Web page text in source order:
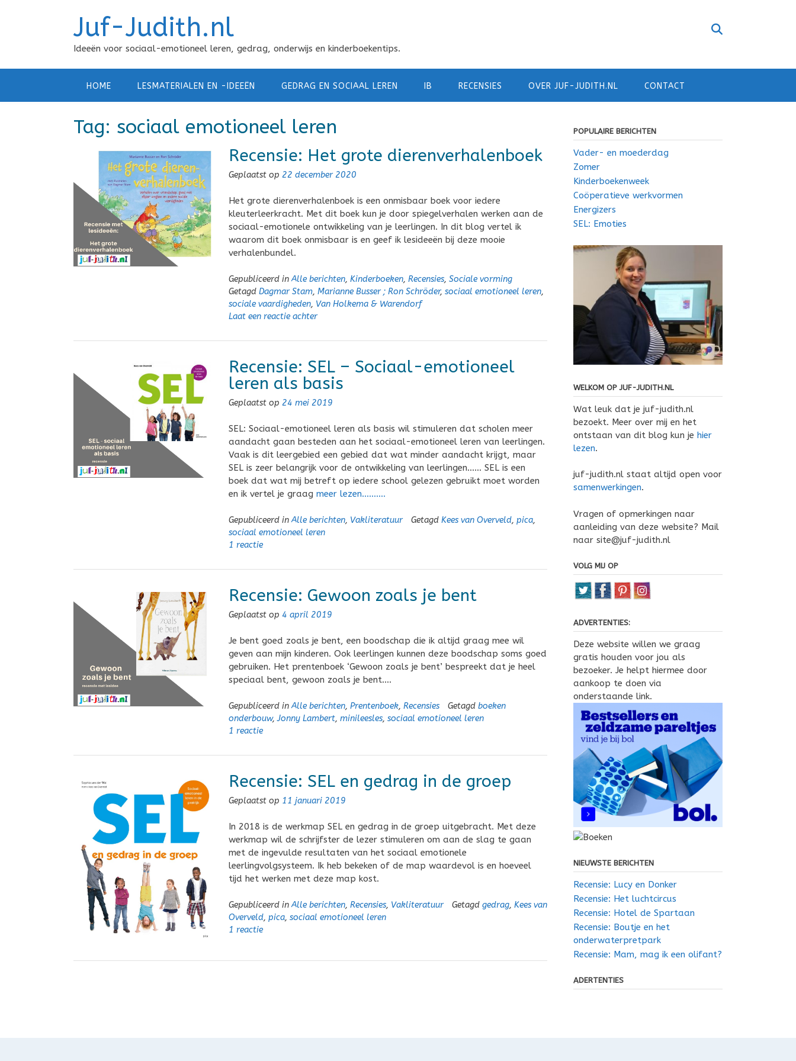
Juf-Judith.nl
Ideeën voor sociaal-emotioneel leren, gedrag, onderwijs en kinderboekentips.
HOME LESMATERIALEN EN -IDEEËN GEDRAG EN SOCIAAL LEREN IB RECENSIES OVER JUF-JUDITH.NL CONTACT
Tag: sociaal emotioneel leren
Recensie: Het grote dierenverhalenboek
Geplaatst op 22 december 2020
Het grote dierenverhalenboek is een onmisbaar boek voor iedere
kleuterleerkracht. Met dit boek kun je door spiegelverhalen werken aan de
sociaal-emotionele ontwikkeling van je leerlingen. In dit blog vertel ik
waarom dit boek onmisbaar is en geef ik lesideeën bij deze mooie
verhalenbundel.
Gepubliceerd inAlle berichten, Kinderboeken, Recensies, Sociale vorming
Getagd Dagmar Stam, Marianne Busser ; Ron Schröder, sociaal emotioneel leren,
sociale vaardigheden, Van Holkema & Warendorf
Laat een reactie achter
Recensie: SEL – Sociaal-emotioneel
leren als basis
Geplaatst op 24 mei 2019
SEL: Sociaal-emotioneel leren als basis wil stimuleren dat scholen meer
aandacht gaan besteden aan het sociaal-emotioneel leren van leerlingen.
Vaak is dit leergebied een gebied dat wat minder aandacht krijgt, maar
SEL is zeer belangrijk voor de ontwikkeling van leerlingen…… SEL is een
boek dat wat mij betreft op iedere school gelezen gebruikt moet worden
en ik vertel je graag meer lezen……….
Gepubliceerd inAlle berichten, Vakliteratuur Getagd Kees van Overveld, pica,
sociaal emotioneel leren
1 reactie
Recensie: Gewoon zoals je bent
Geplaatst op 4 april 2019
Je bent goed zoals je bent, een boodschap die ik altijd graag mee wil
geven aan mijn kinderen. Ook leerlingen kunnen deze boodschap soms goed
gebruiken. Het prentenboek ‘Gewoon zoals je bent’ bespreekt dat je heel
speciaal bent, gewoon zoals je bent….
Gepubliceerd inAlle berichten, Prentenboek, Recensies Getagd boeken
onderbouw,Jonny Lambert, minileesles, sociaal emotioneel leren
1 reactie
Recensie: SEL en gedrag in de groep
Geplaatst op 11 januari 2019
In 2018 is de werkmap SEL en gedrag in de groep uitgebracht. Met deze
werkmap wil de schrijfster de lezer stimuleren om aan de slag te gaan
met de ingevulde resultaten van het sociaal emotionele
leerlingvolgsysteem. Ik heb bekeken of de map waardevol is en hoeveel
tijd het werken met deze map kost.
Gepubliceerd inAlle berichten, Recensies, Vakliteratuur Getagd gedrag, Kees van
Overveld, pica, sociaal emotioneel leren
1 reactie
POPULAIRE BERICHTEN
Vader- en moederdag
Zomer
Kinderboekenweek
Coöperatieve werkvormen
Energizers
SEL: Emoties
WELKOM OP JUF-JUDITH.NL
Wat leuk dat je juf-judith.nl
bezoekt. Meer over mij en het
ontstaan van dit blog kun je hier
lezen.
juf-judith.nl staat altijd open voor
samenwerkingen.
Vragen of opmerkingen naar
aanleiding van deze website? Mail
naar site@juf-judith.nl
VOLG MIJ OP
ADVERTENTIES:
Deze website willen we graag
gratis houden voor jou als
bezoeker. Je helpt hiermee door
aankoop te doen via
onderstaande link.
NIEUWSTE BERICHTEN
Recensie: Lucy en Donker
Recensie: Het luchtcircus
Recensie: Hotel de Spartaan
Recensie: Boutje en het
onderwaterpretpark
Recensie: Mam, mag ik een olifant?
ADERTENTIES